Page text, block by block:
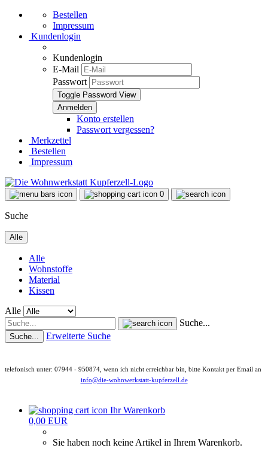
Bestellen
Impressum
Kundenlogin
Kundenlogin
E-Mail
Passwort
Toggle Password View
Konto erstellen
Passwort vergessen?
Merkzettel
Bestellen
Impressum
0
Suche
Alle
Alle
Wohnstoffe
Material
Kissen
Alle
Suche...
Suche... Erweiterte Suche
telefonisch unter: 07944 - 950874, wenn ich nicht erreichbar bin, bitte Kontakt per Email an
info@die-wohnwerkstatt-kupferzell.de
Ihr Warenkorb
0,00 EUR
Sie haben noch keine Artikel in Ihrem Warenkorb.